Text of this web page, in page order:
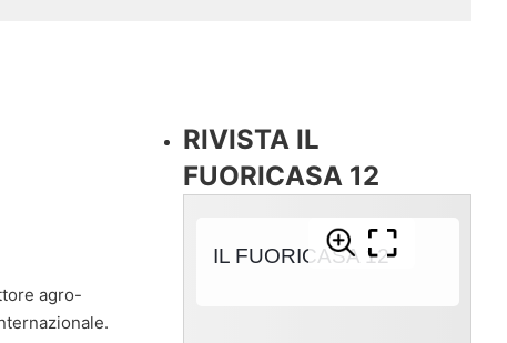
agro-
RIVISTA IL
FUORICASA 12